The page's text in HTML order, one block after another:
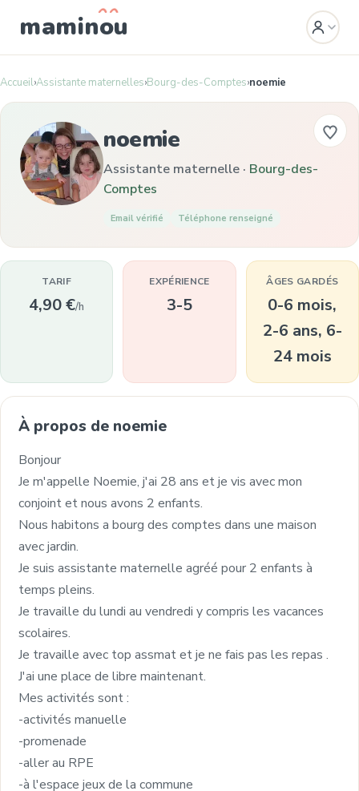
maminou
Accueil›Assistante maternelles›Bourg-des-Comptes›noemie
noemie
Assistante maternelle · Bourg-des-
Comptes
Email vérifié Téléphone renseigné
TARIF
4,90 €/h
EXPÉRIENCE
3-5
ÂGES GARDÉS
0-6 mois,
2-6 ans, 6-
24 mois
À propos de noemie
Bonjour
Je m'appelle Noemie, j'ai 28 ans et je vis avec mon
conjoint et nous avons 2 enfants.
Nous habitons a bourg des comptes dans une maison
avec jardin.
Je suis assistante maternelle agréé pour 2 enfants à
temps pleins.
Je travaille du lundi au vendredi y compris les vacances
scolaires.
Je travaille avec top assmat et je ne fais pas les repas .
J'ai une place de libre maintenant.
Mes activités sont :
-activités manuelle
-promenade
-aller au RPE
-à l'espace jeux de la commune